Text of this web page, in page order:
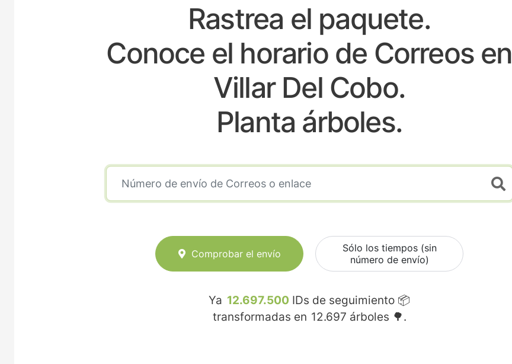
Rastrea el paquete.
Conoce el horario de Correos en
Villar Del Cobo.
Planta árboles.
Comprobar el envío
Sólo los tiempos (sin
número de envío)
Ya 12.697.500 IDs de seguimiento 📦
transformadas en 12.697 árboles 🌳.